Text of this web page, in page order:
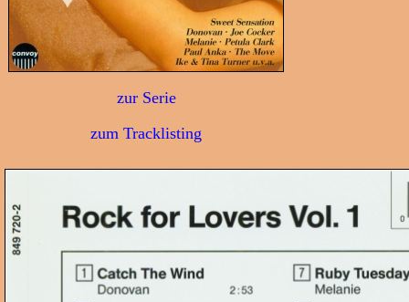
zur Serie
zum Tracklisting